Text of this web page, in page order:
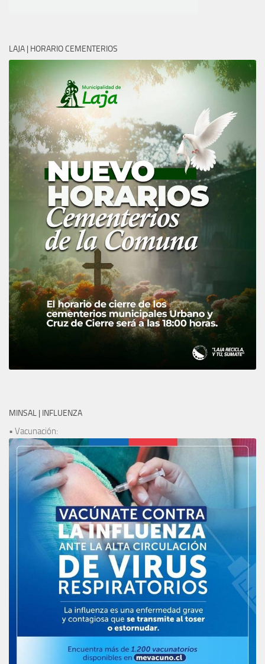
LAJA | HORARIO CEMENTERIOS
MINSAL | INFLUENZA
• Vacunación: